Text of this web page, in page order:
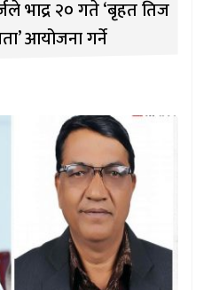
भाद्र २० गते ‘बृहत तिज
आयोजना गर्ने